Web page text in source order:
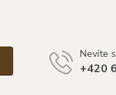
Nevíte
+420